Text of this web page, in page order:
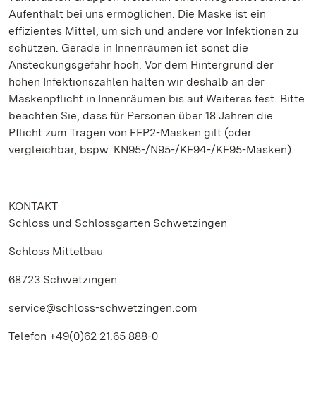
Aufenthalt bei uns ermöglichen. Die Maske ist ein
effizientes Mittel, um sich und andere vor Infektionen zu
schützen. Gerade in Innenräumen ist sonst die
Ansteckungsgefahr hoch. Vor dem Hintergrund der
hohen Infektionszahlen halten wir deshalb an der
Maskenpflicht in Innenräumen bis auf Weiteres fest. Bitte
beachten Sie, dass für Personen über 18 Jahren die
Pflicht zum Tragen von FFP2-Masken gilt (oder
vergleichbar, bspw. KN95-/N95-/KF94-/KF95-Masken).
KONTAKT
Schloss und Schlossgarten Schwetzingen
Schloss Mittelbau
68723 Schwetzingen
service@schloss-schwetzingen.com
Telefon +49(0)62 21.65 888-0